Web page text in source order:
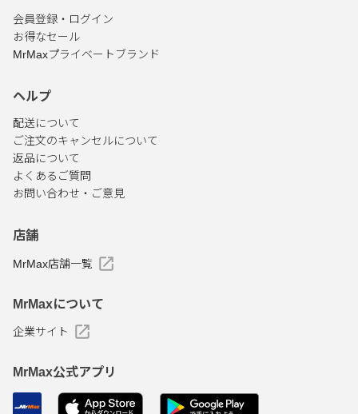
会員登録・ログイン
お得なセール
MrMaxプライベートブランド
ヘルプ
配送について
ご注文のキャンセルについて
返品について
よくあるご質問
お問い合わせ・ご意見
店舗
MrMax店舗一覧
MrMaxについて
企業サイト
MrMax公式アプリ